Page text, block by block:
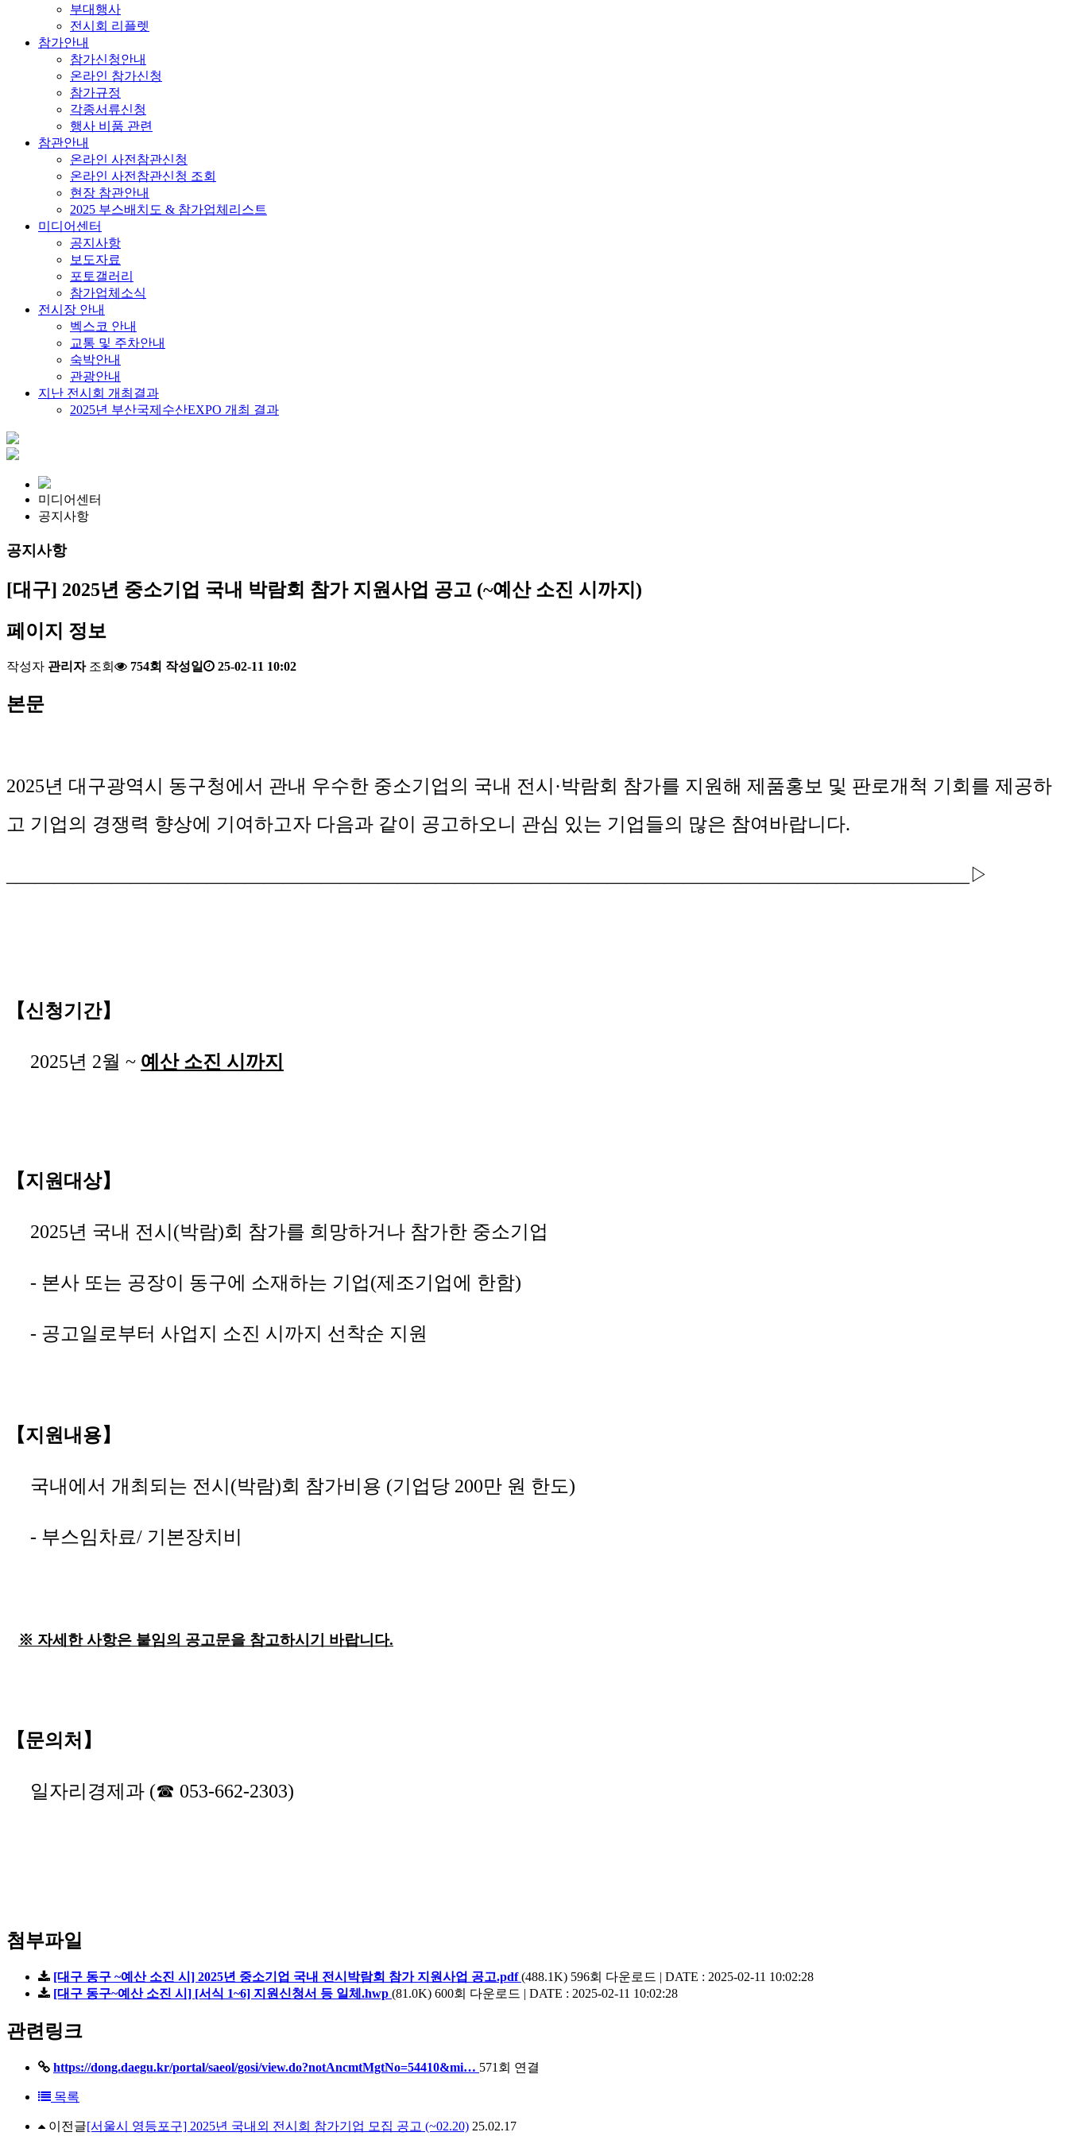
부대행사
전시회 리플렛
참가안내
참가신청안내
온라인 참가신청
참가규정
각종서류신청
행사 비품 관련
참관안내
온라인 사전참관신청
온라인 사전참관신청 조회
현장 참관안내
2025 부스배치도 & 참가업체리스트
미디어센터
공지사항
보도자료
포토갤러리
참가업체소식
전시장 안내
벡스코 안내
교통 및 주차안내
숙박안내
관광안내
지난 전시회 개최결과
2025년 부산국제수산EXPO 개최 결과
미디어센터
공지사항
공지사항
[대구] 2025년 중소기업 국내 박람회 참가 지원사업 공고 (~예산 소진 시까지)
페이지 정보
작성자 관리자 조회 754회 작성일 25-02-11 10:02
본문
2025년 대구광역시 동구청에서 관내 우수한 중소기업의 국내 전시·박람회 참가를 지원해 제품홍보 및 판로개척 기회를 제공하
고 기업의 경쟁력 향상에 기여하고자 다음과 같이 공고하오니 관심 있는 기업들의 많은 참여바랍니다.
_____________________________________________________________________________________________________▷
【신청기간】
2025년 2월 ~ 예산 소진 시까지
【지원대상】
2025년 국내 전시(박람)회 참가를 희망하거나 참가한 중소기업
- 본사 또는 공장이 동구에 소재하는 기업(제조기업에 한함)
- 공고일로부터 사업지 소진 시까지 선착순 지원
【지원내용】
국내에서 개최되는 전시(박람)회 참가비용 (기업당 200만 원 한도)
- 부스임차료/ 기본장치비
※ 자세한 사항은 붙임의 공고문을 참고하시기 바랍니다.
【문의처】
일자리경제과 (☎ 053-662-2303)
첨부파일
[대구 동구 ~예산 소진 시] 2025년 중소기업 국내 전시박람회 참가 지원사업 공고.pdf (488.1K) 596회 다운로드 | DATE : 2025-02-11 10:02:28
[대구 동구~예산 소진 시] [서식 1~6] 지원신청서 등 일체.hwp (81.0K) 600회 다운로드 | DATE : 2025-02-11 10:02:28
관련링크
https://dong.daegu.kr/portal/saeol/gosi/view.do?notAncmtMgtNo=54410&mi… 571회 연결
목록
이전글[서울시 영등포구] 2025년 국내외 전시회 참가기업 모집 공고 (~02.20) 25.02.17